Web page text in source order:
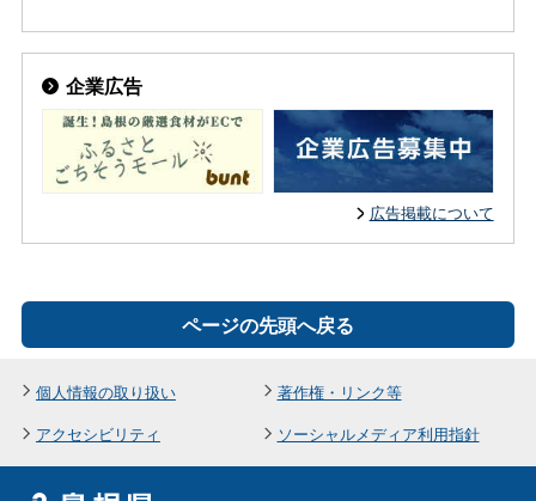
企業広告
広告掲載について
ページの先頭へ戻る
個人情報の取り扱い
著作権・リンク等
アクセシビリティ
ソーシャルメディア利用指針